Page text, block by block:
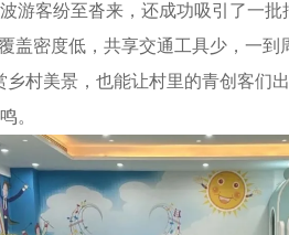
游客纷至沓来，还成功吸引了一
密度低，共享交通工具少，一到
村美景，也能让村里的青创客们
。